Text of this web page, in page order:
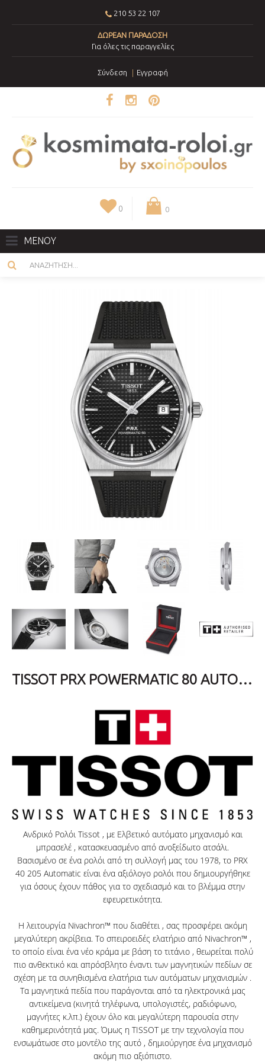
210 53 22 107
ΔΩΡΕΑΝ ΠΑΡΑΔΟΣΗ
Για όλες τις παραγγελίες
Σύνδεση Εγγραφή
0 0
ΜΕΝΟΥ
TISSOT PRX POWERMATIC 80 AUTOMATIC BLACK RUBBER STRAP T1374071705100
Ανδρικό Ρολόι Tissot , με Ελβετικό αυτόματο μηχανισμό και
μπρασελέ , κατασκευασμένο από ανοξείδωτο ατσάλι.
Βασισμένο σε ένα ρολόι από τη συλλογή μας του 1978, το PRX
40 205 Automatic είναι ένα αξιόλογο ρολόι που δημιουργήθηκε
για όσους έχουν πάθος για το σχεδιασμό και το βλέμμα στην
εφευρετικότητα.
Η λειτουργία Nivachron™ που διαθέτει , σας προσφέρει ακόμη
μεγαλύτερη ακρίβεια. Το σπειροειδές ελατήριο από Nivachron™ ,
το οποίο είναι ένα νέο κράμα με βάση το τιτάνιο , θεωρείται πολύ
πιο ανθεκτικό και απρόσβλητο έναντι των μαγνητικών πεδίων σε
σχέση με τα συνηθισμένα ελατήρια των αυτόματων μηχανισμών .
Τα μαγνητικά πεδία που παράγονται από τα ηλεκτρονικά μας
αντικείμενα (κινητά τηλέφωνα, υπολογιστές, ραδιόφωνο,
μαγνήτες κ.λπ.) έχουν όλο και μεγαλύτερη παρουσία στην
καθημερινότητά μας. Όμως η TISSOT με την τεχνολογία που
ενσωμάτωσε στο μοντέλο της αυτό , δημιούργησε ένα μηχανισμό
ακόμη πιο αξιόπιστο.